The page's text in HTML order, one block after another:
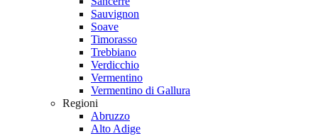
Sauvignon
Soave
Timorasso
Trebbiano
Verdicchio
Vermentino
Vermentino di Gallura
Regioni
Abruzzo
Alto Adige